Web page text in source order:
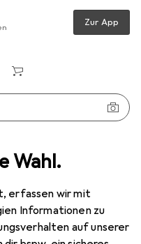
Wahl.
erfassen wir mit
Informationen zu
auf unserer
Zur App
Logitech K375s Multi-Device